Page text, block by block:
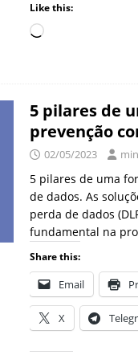
Like this:
5 pilares de
prevenção
02/05/2023
5 pilares de uma
de dados. As
perda de dados
fundamental na
Share this:
Email
X